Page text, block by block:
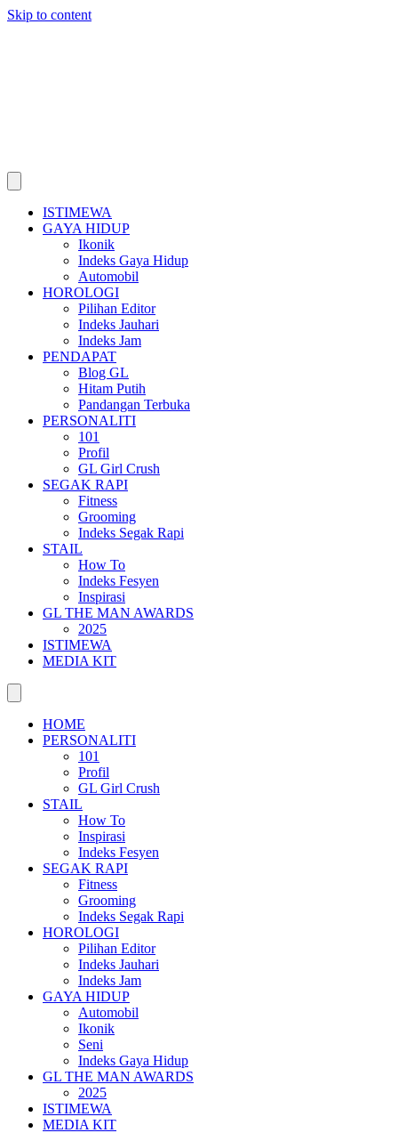
Skip to content
ISTIMEWA
GAYA HIDUP
Ikonik
Indeks Gaya Hidup
Automobil
HOROLOGI
Pilihan Editor
Indeks Jauhari
Indeks Jam
PENDAPAT
Blog GL
Hitam Putih
Pandangan Terbuka
PERSONALITI
101
Profil
GL Girl Crush
SEGAK RAPI
Fitness
Grooming
Indeks Segak Rapi
STAIL
How To
Indeks Fesyen
Inspirasi
GL THE MAN AWARDS
2025
ISTIMEWA
MEDIA KIT
HOME
PERSONALITI
101
Profil
GL Girl Crush
STAIL
How To
Inspirasi
Indeks Fesyen
SEGAK RAPI
Fitness
Grooming
Indeks Segak Rapi
HOROLOGI
Pilihan Editor
Indeks Jauhari
Indeks Jam
GAYA HIDUP
Automobil
Ikonik
Seni
Indeks Gaya Hidup
GL THE MAN AWARDS
2025
ISTIMEWA
MEDIA KIT